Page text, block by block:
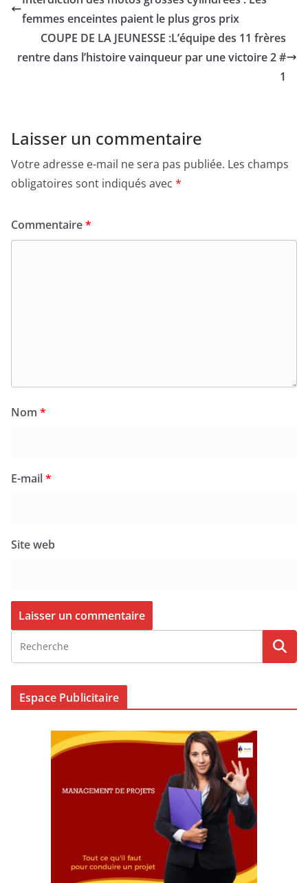
femmes enceintes paient le plus gros prix
COUPE DE LA JEUNESSE :L’équipe des 11 frères
rentre dans l’histoire vainqueur par une victoire 2 #
1
Laisser un commentaire
Votre adresse e-mail ne sera pas publiée. Les champs
obligatoires sont indiqués avec *
Commentaire*
Nom *
E-mail*
Site web
Espace Publicitaire